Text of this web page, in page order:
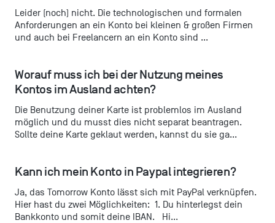
Leider (noch) nicht. Die technologischen und formalen
Anforderungen an ein Konto bei kleinen & großen Firmen
und auch bei Freelancern an ein Konto sind ...
Worauf muss ich bei der Nutzung meines
Kontos im Ausland achten?
Die Benutzung deiner Karte ist problemlos im Ausland
möglich und du musst dies nicht separat beantragen.
Sollte deine Karte geklaut werden, kannst du sie ga...
Kann ich mein Konto in Paypal integrieren?
Ja, das Tomorrow Konto lässt sich mit PayPal verknüpfen.
Hier hast du zwei Möglichkeiten: 1. Du hinterlegst dein
Bankkonto und somit deine IBAN. Hi...